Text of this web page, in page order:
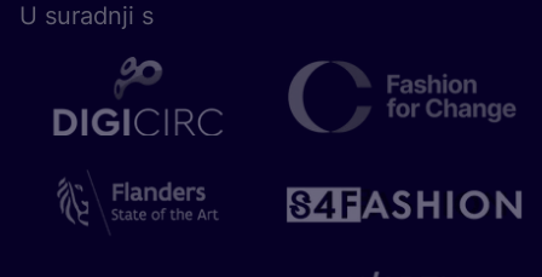
U surad­nji s